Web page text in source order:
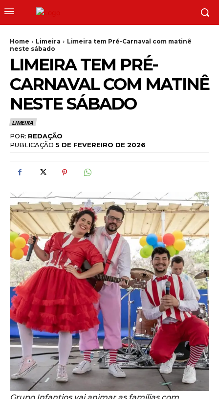
Home Limeira
Limeira tem Pré-Carnaval com matinê
neste sábado
LIMEIRA TEM PRÉ-
CARNAVAL COM MATINÊ
NESTE SÁBADO
LIMEIRA
POR: REDAÇÃO
PUBLICAÇÃO 5 DE FEVEREIRO DE 2026